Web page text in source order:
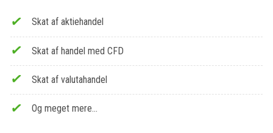
Skat af aktiehandel
Skat af handel med CFD
Skat af valutahandel
Og meget mere…